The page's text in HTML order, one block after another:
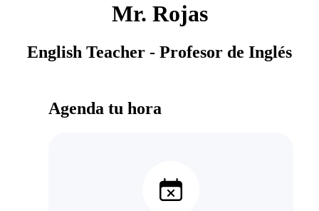
Mr. Rojas
English Teacher - Profesor de Inglés
Agenda tu hora